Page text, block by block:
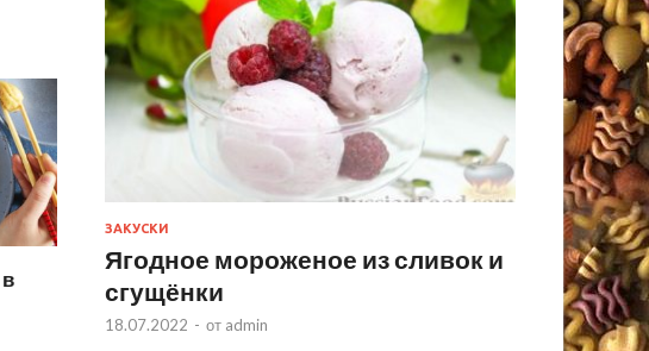
ЗАКУСКИ
Ягодное мороженое из сливок и
сгущёнки
18.07.2022 - от admin